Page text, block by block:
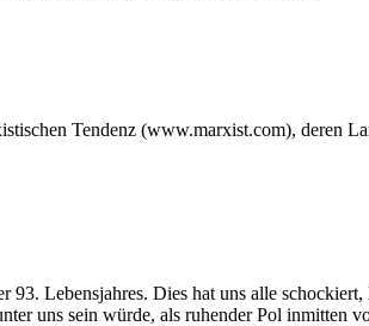
Tendenz (www.marxist.com), deren
Lebensjahres. Dies hat uns alle
uns sein würde, als ruhender Pol inmitten